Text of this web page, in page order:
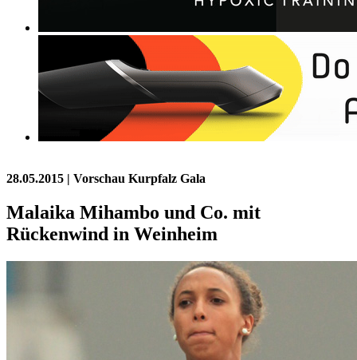
28.05.2015 | Vorschau Kurpfalz Gala
Malaika Mihambo und Co. mit
Rückenwind in Weinheim